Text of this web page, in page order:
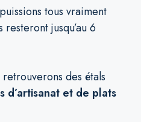
tous vraiment
resteront jusqu’au 6
des étals
d’artisanat et de plats